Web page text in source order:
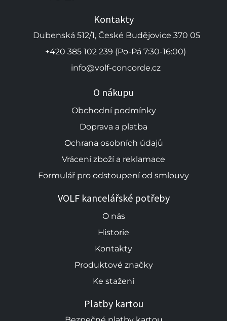
Kontakty
Dubenská 512/1, České Budějovice 370 05
+420 385 102 239 (Po-Pá 7:30-16:00)
info@volf-concorde.cz
O nákupu
Obchodní podmínky
Doprava a platba
Ochrana osobních údajů
Vrácení zboží a reklamace
Formulář pro odstoupení od smlouvy
VOLF kancelářské potřeby
O nás
Historie
Kontakty
Produktové značky
Ke stažení
Platby kartou